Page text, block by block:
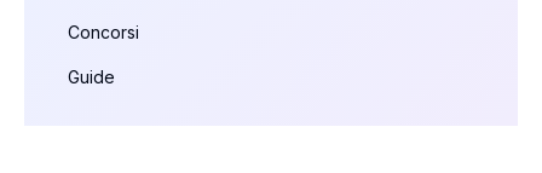
Concorsi
Guide